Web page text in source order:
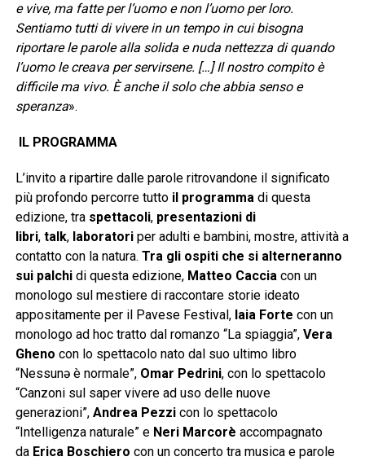
e vive, ma fatte per l’uomo e non l’uomo per loro.
Sentiamo tutti di vivere in un tempo in cui bisogna
riportare le parole alla solida e nuda nettezza di quando
l’uomo le creava per servirsene. […] Il nostro compito è
difficile ma vivo. È anche il solo che abbia senso e
speranza».
ILPROGRAMMA
L’invito a ripartire dalle parole ritrovandone il significato
più profondo percorre tutto il programmadi questa
edizione, tra spettacoli, presentazioni di
libri, talk, laboratoriper adulti e bambini, mostre, attività a
contatto con la natura. Tra gli ospiti che si alterneranno
sui palchi di questa edizione, Matteo Cacciacon un
monologo sul mestiere di raccontare storie ideato
appositamente per il Pavese Festival, Iaia Forte con un
monologo ad hoc tratto dal romanzo “La spiaggia”, Vera
Gheno con lo spettacolo nato dal suo ultimo libro
“Nessunə è normale”, Omar Pedrini, con lo spettacolo
“Canzoni sul saper vivere ad uso delle nuove
generazioni”, Andrea Pezzi con lo spettacolo
“Intelligenza naturale” e Neri Marcorè accompagnato
da Erica Boschiero con un concerto tra musica e parole